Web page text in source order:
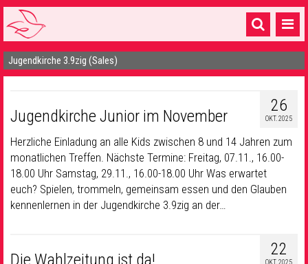
Startseite
16 Gemeinden & mehr
Gottesdienste & Sinnsuche
Sakramente & Feste
Gemeinschaft & Soziales
Seelsorge & Kontakt
Jugendkirche 3.9zig (Sales)
26
OKT. 2025
Jugendkirche Junior im November
Herzliche Einladung an alle Kids zwischen 8 und 14 Jahren zum
monatlichen Treffen. Nächste Termine: Freitag, 07.11., 16.00-
18.00 Uhr Samstag, 29.11., 16.00-18.00 Uhr Was erwartet
euch? Spielen, trommeln, gemeinsam essen und den Glauben
kennenlernen in der Jugendkirche 3.9zig an der…
22
OKT. 2025
Die Wahlzeitung ist da!